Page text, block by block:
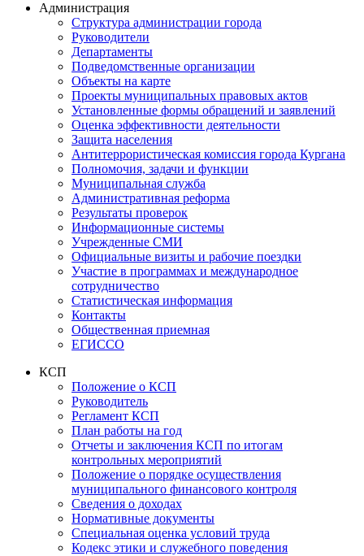
Администрация
Структура администрации города
Руководители
Департаменты
Подведомственные организации
Объекты на карте
Проекты муниципальных правовых актов
Установленные формы обращений и заявлений
Оценка эффективности деятельности
Защита населения
Антитеррористическая комиссия города Кургана
Полномочия, задачи и функции
Муниципальная служба
Административная реформа
Результаты проверок
Информационные системы
Учрежденные СМИ
Официальные визиты и рабочие поездки
Участие в программах и международное
сотрудничество
Статистическая информация
Контакты
Общественная приемная
ЕГИССО
КСП
Положение о КСП
Руководитель
Регламент КСП
План работы на год
Отчеты и заключения КСП по итогам
контрольных мероприятий
Положение о порядке осуществления
муниципального финансового контроля
Сведения о доходах
Нормативные документы
Специальная оценка условий труда
Кодекс этики и служебного поведения